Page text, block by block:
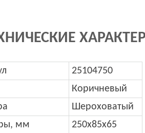
25104750
Коричневый
Шероховатый
мм
250x85x65